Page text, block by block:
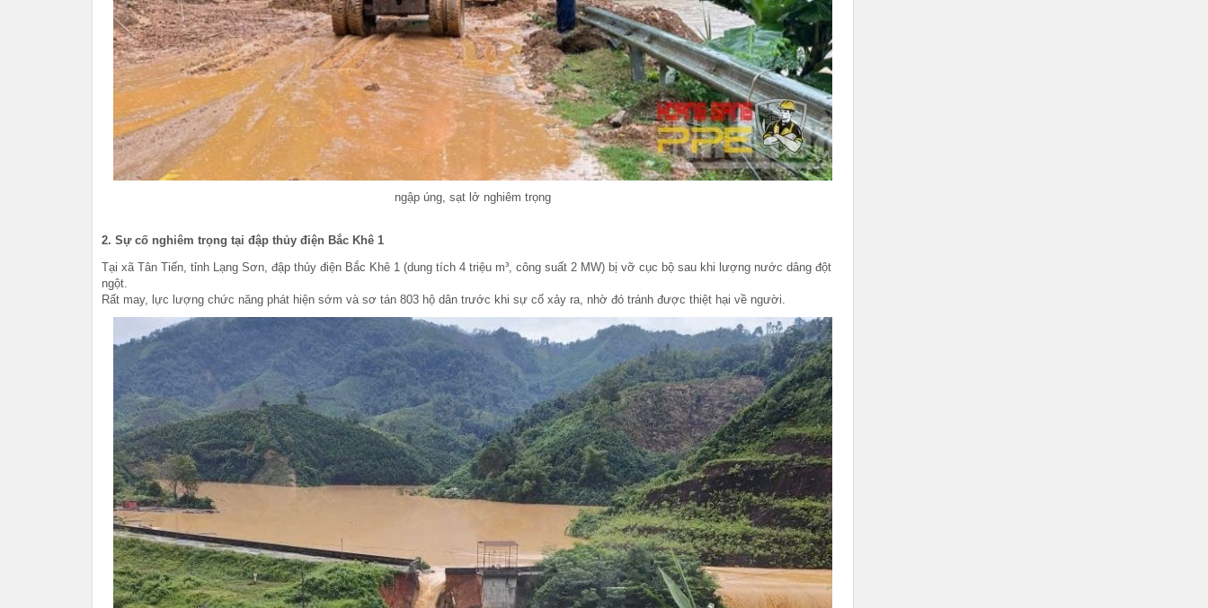
ngập úng, sạt lở nghiêm trọng
2. Sự cố nghiêm trọng tại đập thủy điện Bắc Khê 1
Tại xã Tân Tiến, tỉnh Lạng Sơn, đập thủy điện Bắc Khê 1 (dung tích 4 triệu m³, công suất 2 MW) bị vỡ cục bộ sau khi lượng nước dâng đột
ngột.
Rất may, lực lượng chức năng phát hiện sớm và sơ tán 803 hộ dân trước khi sự cố xảy ra, nhờ đó tránh được thiệt hại về người.